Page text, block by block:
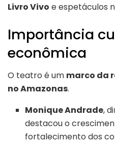
Livro Vivo e espetáculos
Importância
econômica
O teatro é um marco da
no Amazonas.
Monique Andrade,
destacou o
fortalecimento dos